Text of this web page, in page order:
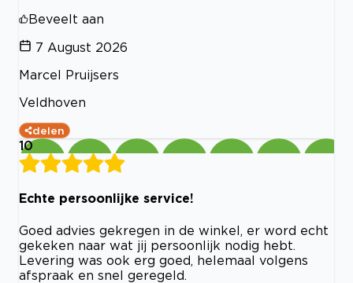
Beveelt aan
7 August 2026
Marcel Pruijsers
Veldhoven
delen
10
Echte persoonlijke service!
Goed advies gekregen in de winkel, er word echt
gekeken naar wat jij persoonlijk nodig hebt.
Levering was ook erg goed, helemaal volgens
afspraak en snel geregeld.